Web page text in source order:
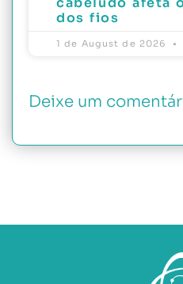
dos fios
1 de August de 2026
Deixe um